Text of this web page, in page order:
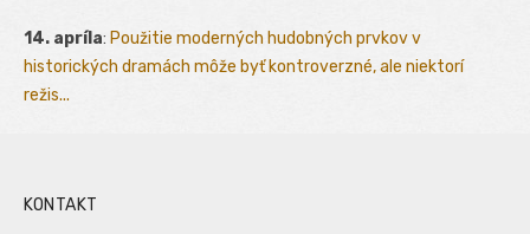
14. apríla: Použitie moderných hudobných prvkov v
historických dramách môže byť kontroverzné, ale niektorí
režis...
KONTAKT